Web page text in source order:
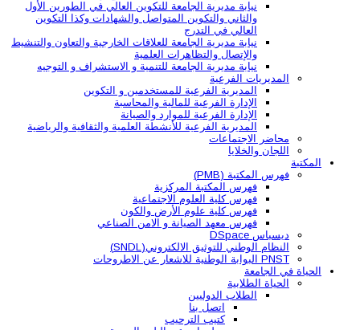
نيابة مديرية الجامعة للتكوين العالي في الطورين الأول
والثاني والتكوين المتواصل والشهادات وكذا التكوين
العالي في التدرج
نيابة مديرية الجامعة للعلاقات الخارجية والتعاون والتنشيط
والإتصال والتظاهرات العلمية
نيابة مديرية الجامعة للتنمية و الاستشراف و التوجيه
المديريات الفرعية
المديرية الفرعية للمستخدمين و التكوين
الإدارة الفرعية للمالية والمحاسبة
الإدارة الفرعية للموارد والصيانة
المديرية الفرعية للأنشطة العلمية والثقافية والرياضية
محاضر الاجتماعات
اللجان والخلايا
المكتبة
فهرس المكتبة (PMB)
فهرس المكتبة المركزية
فهرس كلية العلوم الاجتماعية
فهرس كلية علوم الأرض والكون
فهرس معهد الصيانة و الامن الصناعي
ديسباس DSpace
النظام الوطني للتوثيق الالكتروني(SNDL)
PNST البوابة الوطنية للاشعار عن الاطروحات
الحياة في الجامعة
الحياة الطلابية
الطلاب الدوليين
اتصل بنا
كتيب الترحيب